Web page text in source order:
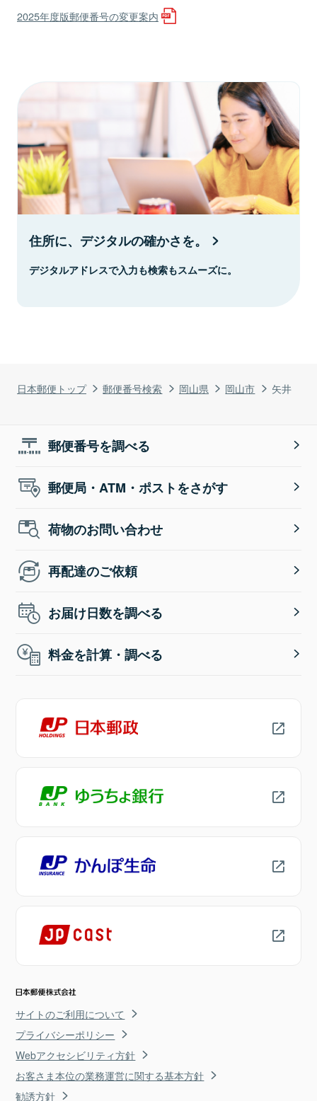
日本郵便トップ 郵便番号検索 岡山県 岡山市 矢井
2025年度版郵便番号の変更案内
住所に、デジタルの確かさを。
デジタルアドレスで入力も検索もスムーズに。
郵便番号を調べる
郵便局・ATM・ポストをさがす
荷物のお問い合わせ
再配達のご依頼
お届け日数を調べる
料金を計算・調べる
サイトのご利用について
プライバシーポリシー
Webアクセシビリティ方針
お客さま本位の業務運営に関する基本方針
勧誘方針